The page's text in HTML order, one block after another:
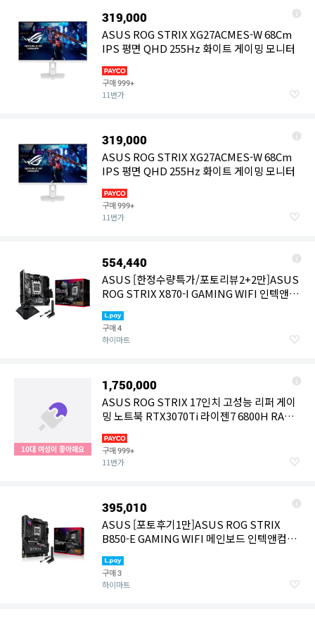
319,000
ASUS ROG STRIX XG27ACMES-W 68Cm
IPS 평면 QHD 255Hz 화이트 게이밍 모니터
구매999+
11번가
319,000
ASUS ROG STRIX XG27ACMES-W 68Cm
IPS 평면 QHD 255Hz 화이트 게이밍 모니터
구매999+
11번가
554,440
ASUS [한정수량특가/포토리뷰2+2만]ASUS
ROG STRIX X870-I GAMING WIFI 인텍앤컴
구매4
하이마트
10대 여성이 좋아해요
1,750,000
ASUS ROG STRIX 17인치 고성능 리퍼 게이
밍 노트북 RTX3070Ti 라이젠7 6800H RAM
구매999+
11번가
395,010
ASUS [포토후기1만]ASUS ROG STRIX
B850-E GAMING WIFI 메인보드 인텍앤컴퍼
구매3
하이마트